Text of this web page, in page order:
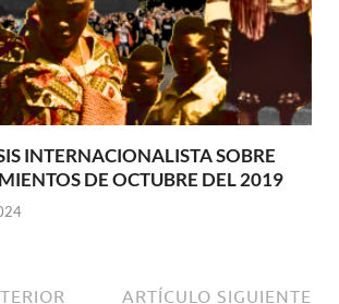
INTERNACIONALISTA SOBRE
DE OCTUBRE DEL 2019
ARTÍCULO SIGUIENTE